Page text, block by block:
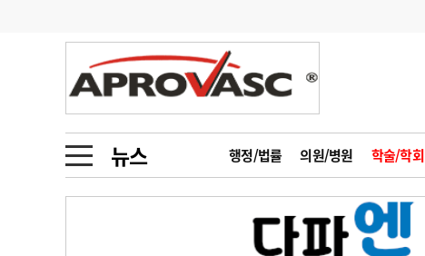
뉴스 행정/법률 의원/병원 학술/학회
금주의 검색어
1
의사인력 수급 추계
2
성분명 처방
3
AI의료
메디인포 인사
오피니언 칼럼
인물 초대석 피플
동영상뉴스
포토뉴스
2026년 하반기 인턴 모집